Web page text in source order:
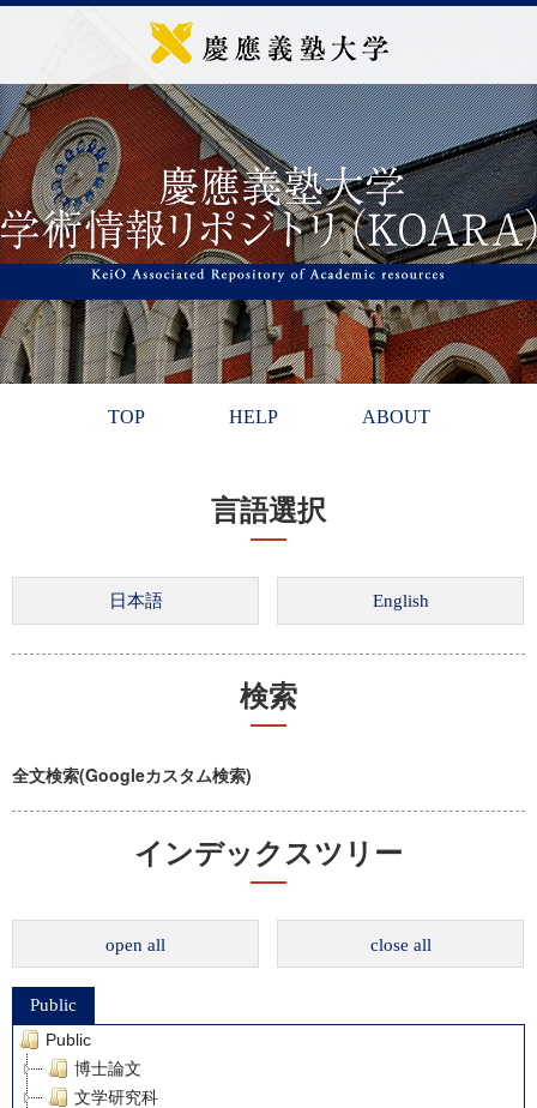
TOP HELP ABOUT
言語選択
検索
全文検索(Googleカスタム検索)
インデックスツリー
open all close all
Public
Public
博士論文
文学研究科